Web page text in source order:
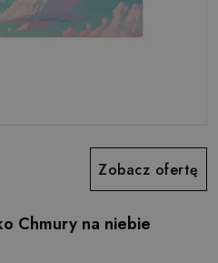
Zobacz ofertę
Chmury na niebie